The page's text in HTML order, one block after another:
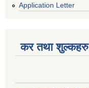
Application Letter
कर तथा शुल्कहरु